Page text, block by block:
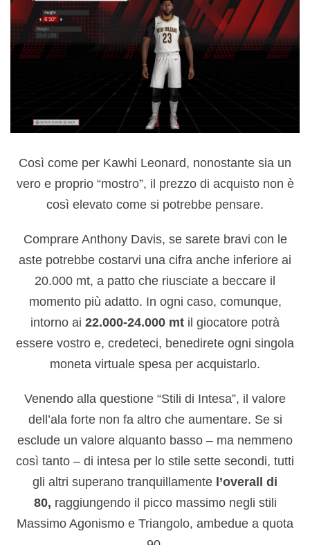
Così come per Kawhi Leonard, nonostante sia un
vero e proprio “mostro”, il prezzo di acquisto non è
così elevato come si potrebbe pensare.
Comprare Anthony Davis, se sarete bravi con le
aste potrebbe costarvi una cifra anche inferiore ai
20.000 mt, a patto che riusciate a beccare il
momento più adatto. In ogni caso, comunque,
intorno ai 22.000-24.000 mt il giocatore potrà
essere vostro e, credeteci, benedirete ogni singola
moneta virtuale spesa per acquistarlo.
Venendo alla questione “Stili di Intesa”, il valore
dell’ala forte non fa altro che aumentare. Se si
esclude un valore alquanto basso – ma nemmeno
così tanto – di intesa per lo stile sette secondi, tutti
gli altri superano tranquillamente l’overall di
80, raggiungendo il picco massimo negli stili
Massimo Agonismo e Triangolo, ambedue a quota